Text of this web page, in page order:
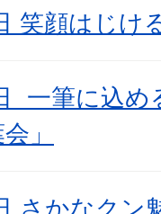
笑顔はじけ
一筆に込め
」